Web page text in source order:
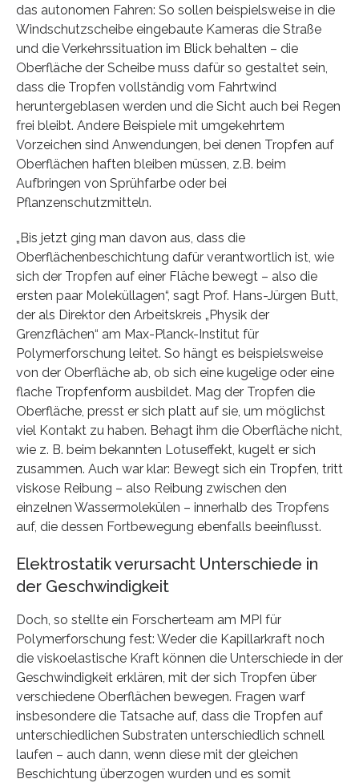
das autonomen Fahren: So sollen beispielsweise in die
Windschutzscheibe eingebaute Kameras die Straße
und die Verkehrssituation im Blick behalten – die
Oberfläche der Scheibe muss dafür so gestaltet sein,
dass die Tropfen vollständig vom Fahrtwind
heruntergeblasen werden und die Sicht auch bei Regen
frei bleibt. Andere Beispiele mit umgekehrtem
Vorzeichen sind Anwendungen, bei denen Tropfen auf
Oberflächen haften bleiben müssen, z.B. beim
Aufbringen von Sprühfarbe oder bei
Pflanzenschutzmitteln.
„Bis jetzt ging man davon aus, dass die
Oberflächenbeschichtung dafür verantwortlich ist, wie
sich der Tropfen auf einer Fläche bewegt – also die
ersten paar Moleküllagen“, sagt Prof. Hans-Jürgen Butt,
der als Direktor den Arbeitskreis „Physik der
Grenzflächen“ am Max-Planck-Institut für
Polymerforschung leitet. So hängt es beispielsweise
von der Oberfläche ab, ob sich eine kugelige oder eine
flache Tropfenform ausbildet. Mag der Tropfen die
Oberfläche, presst er sich platt auf sie, um möglichst
viel Kontakt zu haben. Behagt ihm die Oberfläche nicht,
wie z. B. beim bekannten Lotuseffekt, kugelt er sich
zusammen. Auch war klar: Bewegt sich ein Tropfen, tritt
viskose Reibung – also Reibung zwischen den
einzelnen Wassermolekülen – innerhalb des Tropfens
auf, die dessen Fortbewegung ebenfalls beeinflusst.
Elektrostatik verursacht Unterschiede in
der Geschwindigkeit
Doch, so stellte ein Forscherteam am MPI für
Polymerforschung fest: Weder die Kapillarkraft noch
die viskoelastische Kraft können die Unterschiede in der
Geschwindigkeit erklären, mit der sich Tropfen über
verschiedene Oberflächen bewegen. Fragen warf
insbesondere die Tatsache auf, dass die Tropfen auf
unterschiedlichen Substraten unterschiedlich schnell
laufen – auch dann, wenn diese mit der gleichen
Beschichtung überzogen wurden und es somit